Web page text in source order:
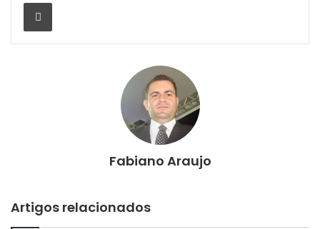
Fabiano Araujo
Artigos relacionados